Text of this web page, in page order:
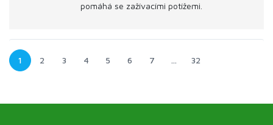
pomáhá se zažívacími potížemi.
1 2 3 4 5 6 7 … 32